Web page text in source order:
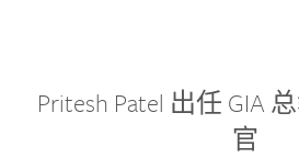
Pritesh Patel 出任 GIA
官